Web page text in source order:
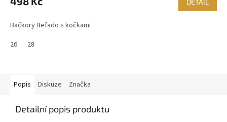
DETAIL
Bačkory Befado s kočkami
26
28
Popis Diskuze Značka
Detailní popis produktu